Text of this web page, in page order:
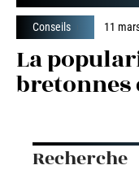
Conseils 11
La
Recherche